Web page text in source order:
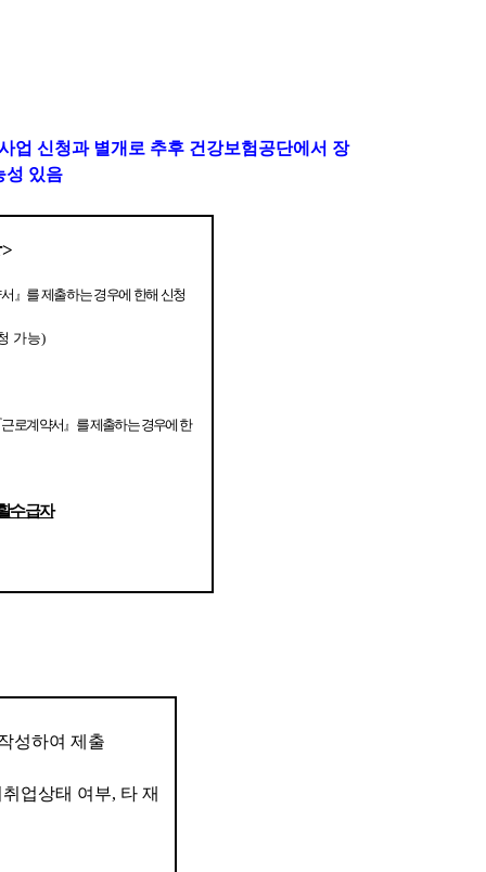
업 신청과 별개로 추후 건강보험공단에서 장
성 있음
>
』 를 제출하는 경우에 한해 신청
가능)
근로계약서』 를 제출하는 경우에 한
수급자
성하여 제출
취업상태 여부, 타 재